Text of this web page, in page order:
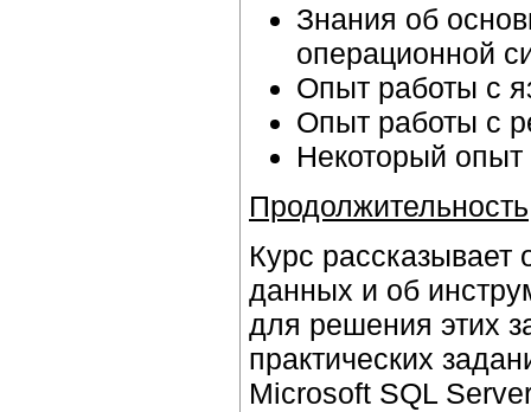
Знания об
операционной
Опыт работы с
Опыт работы с
Некоторый опыт
Продолжительность
Курс рассказывает
данных и об
для решения этих
практических
Microsoft SQL